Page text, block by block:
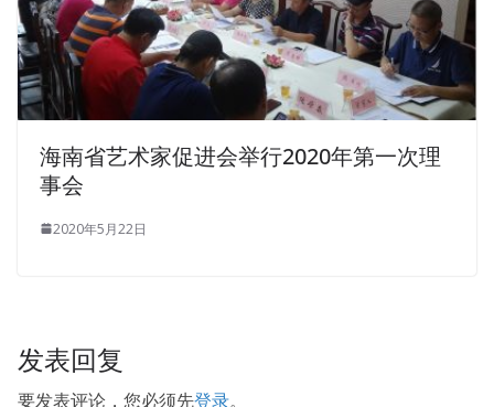
esoteric truth, do not understand.Jia Cheng increasingly
energetic, cited by the Code, free tampering, wanton play,
let me use Chairman Mao said the elderly, fighting with
heaven and earth, enjoyable, you want to fight, fighting,
fighting, it is good to be good Tired thing, just because it
is hard and tired that it is happy. So alcoholic gambling
into sexual, one after another violation of traffic rules
pretty face came over. Her moment really incredible, this
海南省艺术家促进会举行2020年第一次理
事会
2020年5月22日
发表回复
要发表评论，您必须先登录。